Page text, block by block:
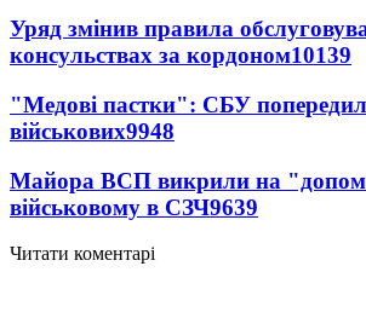
Уряд змінив правила
консульствах за кордоном10139
"Медові пастки": СБУ
військових9948
Майора ВСП викрили на
військовому в СЗЧ9639
Читати коментарі